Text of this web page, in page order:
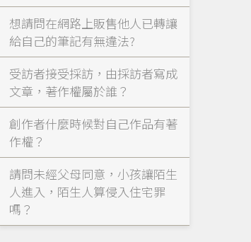
想請問在網路上販售他人已轉讓
給自己的筆記有無違法?
受訪者接受採訪，由採訪者寫成
文章，著作權屬於誰？
創作者什麼時候對自己作品有著
作權？
請問未經父母同意，小孩讓陌生
人進入，陌生人算侵入住宅罪
嗎？